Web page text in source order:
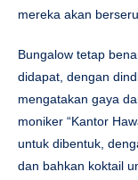
mereka akan
Bungalow tetap
didapat, dengan
mengatakan gaya
moniker “Kantor
untuk dibentuk,
dan bahkan koktail